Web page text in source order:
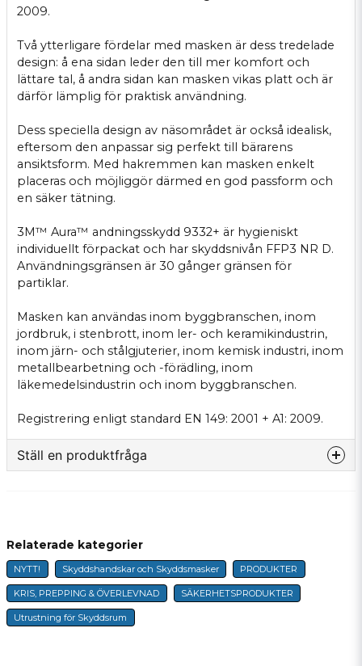
2009.
Två ytterligare fördelar med masken är dess tredelade
design: å ena sidan leder den till mer komfort och
lättare tal, å andra sidan kan masken vikas platt och är
därför lämplig för praktisk användning.
Dess speciella design av näsområdet är också idealisk,
eftersom den anpassar sig perfekt till bärarens
ansiktsform. Med hakremmen kan masken enkelt
placeras och möjliggör därmed en god passform och
en säker tätning.
3M™ Aura™ andningsskydd 9332+ är hygieniskt
individuellt förpackat och har skyddsnivån FFP3 NR D.
Användningsgränsen är 30 gånger gränsen för
partiklar.
Masken kan användas inom byggbranschen, inom
jordbruk, i stenbrott, inom ler- och keramikindustrin,
inom järn- och stålgjuterier, inom kemisk industri, inom
metallbearbetning och -förädling, inom
läkemedelsindustrin och inom byggbranschen.
Registrering enligt standard EN 149: 2001 + A1: 2009.
Ställ en produktfråga
name
Namn
Relaterade kategorier
NYTT! Skyddshandskar och Skyddsmasker PRODUKTER
KRIS, PREPPING & ÖVERLEVNAD SÄKERHETSPRODUKTER
Utrustning för Skyddsrum